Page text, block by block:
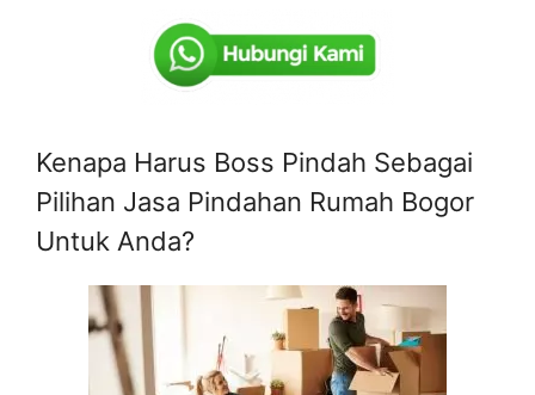
Kenapa Harus Boss Pindah Sebagai
Pilihan Jasa Pindahan Rumah Bogor
Untuk Anda?